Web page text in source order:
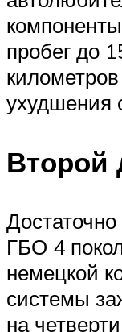
пробег до
ухудшения
Второй
ГБО 4
немецкой
системы
на